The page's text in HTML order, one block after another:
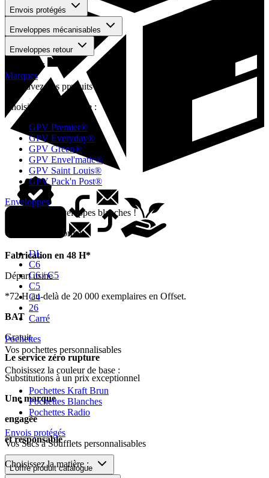
Envois protégés
Enveloppes mécanisables
Enveloppes retour
Mon devis
Marques
Retrouvez vos produits favoris !
Choisissez une marque :
GPV Premier®
GPV Everyday®
GPV Green®
GPV Envel'matic®
GPV Saint Louis®
GPV Pack'n Post®
Enveloppes
Colorez vos enveloppes blanches !
Choisissez un format :
DL
C6
C6 / C5
C5
C4
26
Carré
Pochettes
Vos pochettes personnalisables
Choisissez la couleur de base :
Pochettes Kraft Brun
Pochettes Blanches
Pochettes Radio
Envois protégés
Vos Sacs à Soufflets personnalisables
Choisissez la matière :
Fabrication en 48 H*
Départ usine
*72 H au-delà de 20 000 exemplaires en Offset.
BAT
Gratuit
Le service zéro rupture
Substitutions à un prix exceptionnel
Une marque
engagée
et responsable
L'offre produit catalogue